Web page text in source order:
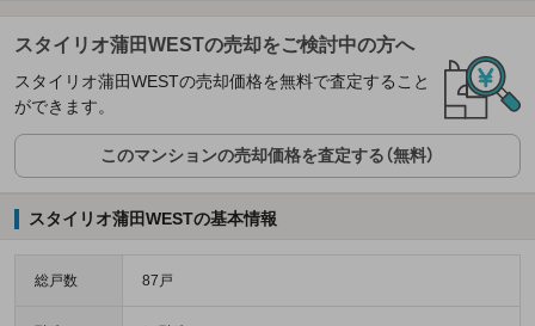
スタイリオ蒲田WESTの売却をご検討中の方へ
スタイリオ蒲田WESTの売却価格を無料で査定すること
ができます。
このマンションの売却価格を査定する（無料）
スタイリオ蒲田WESTの基本情報
総戸数 87戸